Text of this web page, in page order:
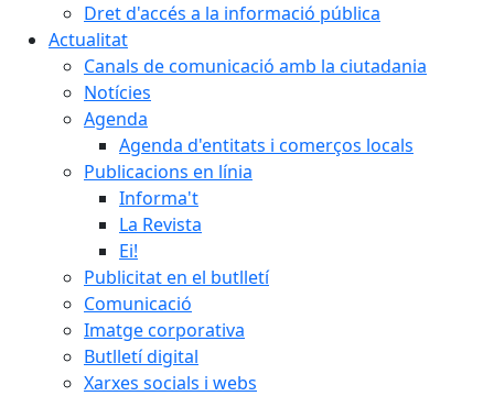
Dret d'accés a la informació pública
Actualitat
Canals de comunicació amb la ciutadania
Notícies
Agenda
Agenda d'entitats i comerços locals
Publicacions en línia
Informa't
La Revista
Ei!
Publicitat en el butlletí
Comunicació
Imatge corporativa
Butlletí digital
Xarxes socials i webs